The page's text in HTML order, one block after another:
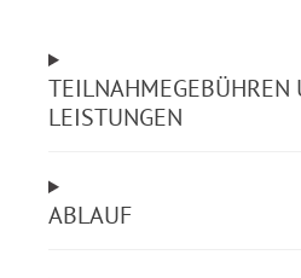
Sie stärken Ihre
entwickeln Maßnahmen
deren Relevanz für Ihre
Sie wenden Strategien
TEILNAHMEGEBÜHREN
LEISTUNGEN
ABLAUF